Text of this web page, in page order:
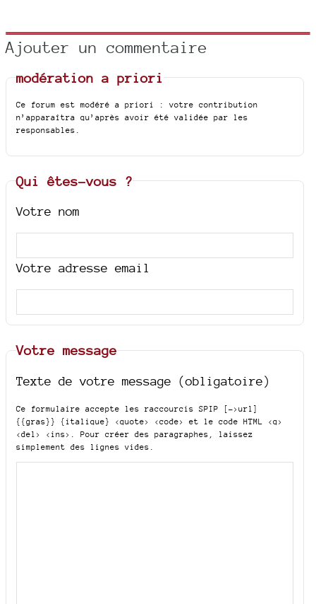
Ajouter un commentaire
modération a priori
Ce forum est modéré a priori : votre contribution
n’apparaîtra qu’après avoir été validée par les
responsables.
Qui êtes-vous ?
Votre nom
Votre adresse email
Votre message
Texte de votre message (obligatoire)
Ce formulaire accepte les raccourcis SPIP
[->url]
{{gras}} {italique} <quote> <code>
et le code HTML <q>
<del> <ins>
. Pour créer des paragraphes, laissez
simplement des lignes vides.